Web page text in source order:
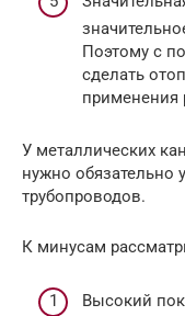
Поэтому с
сделать
применения
У металлических
нужно обязательно
трубопроводов.
К минусам
Высокий